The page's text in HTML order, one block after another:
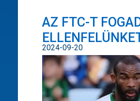
AZ FTC-T
2024-09-20